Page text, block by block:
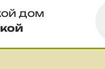
дом